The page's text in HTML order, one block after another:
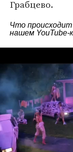
Грабцево.
Что происходит
нашем YouTube-